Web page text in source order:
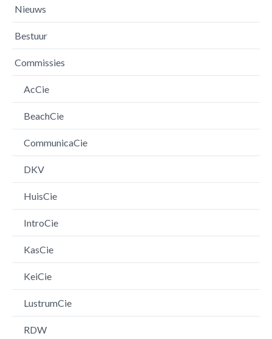
Nieuws
Bestuur
Commissies
AcCie
BeachCie
CommunicaCie
DKV
HuisCie
IntroCie
KasCie
KeiCie
LustrumCie
RDW